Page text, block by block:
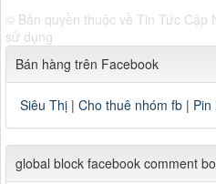
© Bản quyền thuộc về Tin Tức Cập
sử dụng
Bán hàng trên Facebook
Siêu Thị | Cho thuê nhóm fb | Pin
global block facebook comment